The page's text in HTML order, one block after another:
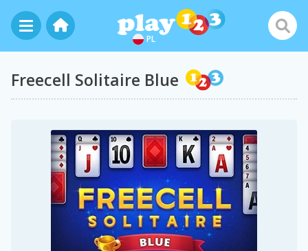
PL
Freecell Solitaire Blue